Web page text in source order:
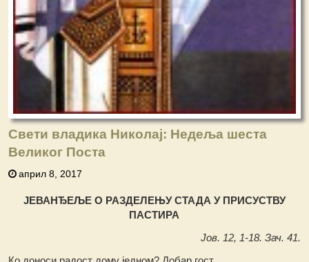
Свети владика Николај: Недеља шеста
Великог Поста
април 8, 2017
ЈЕВАНЂЕЉЕ О РАЗДЕЛЕЊУ СТАДА У ПРИСУСТВУ
ПАСТИРА
Јов. 12, 1-18. Зач. 41.